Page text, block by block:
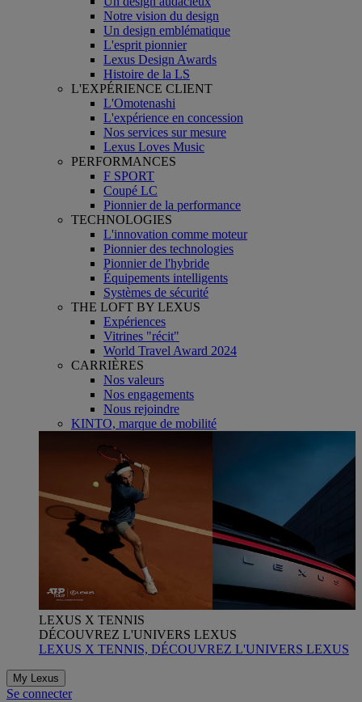
Notre vision du design
Un design emblématique
L'esprit pionnier
Lexus Design Awards
Histoire de la LS
L'EXPÉRIENCE CLIENT
L'Omotenashi
L'expérience en concession
Nos services sur mesure
Lexus Loves Music
PERFORMANCES
F SPORT
Coupé LC
Pionnier de la performance
TECHNOLOGIES
L'innovation comme moteur
Pionnier des technologies
Pionnier de l'hybride
Équipements intelligents
Systèmes de sécurité
THE LOFT BY LEXUS
Expériences
Vitrines "récit"
World Travel Award 2024
CARRIÈRES
Nos valeurs
Nos engagements
Nous rejoindre
KINTO, marque de mobilité
LEXUS X TENNIS
DÉCOUVREZ L'UNIVERS LEXUS
LEXUS X TENNIS, DÉCOUVREZ L'UNIVERS LEXUS
My Lexus
Se connecter